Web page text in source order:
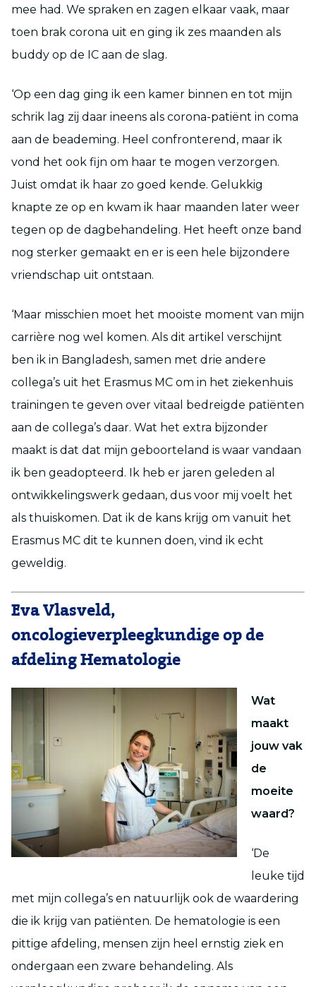
mee had. We spraken en zagen elkaar vaak, maar
toen brak corona uit en ging ik zes maanden als
buddy op de IC aan de slag.
‘Op een dag ging ik een kamer binnen en tot mijn
schrik lag zij daar ineens als corona-patiënt in coma
aan de beademing. Heel confronterend, maar ik
vond het ook fijn om haar te mogen verzorgen.
Juist omdat ik haar zo goed kende. Gelukkig
knapte ze op en kwam ik haar maanden later weer
tegen op de dagbehandeling. Het heeft onze band
nog sterker gemaakt en er is een hele bijzondere
vriendschap uit ontstaan.
‘Maar misschien moet het mooiste moment van mijn
carrière nog wel komen. Als dit artikel verschijnt
ben ik in Bangladesh, samen met drie andere
collega’s uit het Erasmus MC om in het ziekenhuis
trainingen te geven over vitaal bedreigde patiënten
aan de collega’s daar. Wat het extra bijzonder
maakt is dat dat mijn geboorteland is waar vandaan
ik ben geadopteerd. Ik heb er jaren geleden al
ontwikkelingswerk gedaan, dus voor mij voelt het
als thuiskomen. Dat ik de kans krijg om vanuit het
Erasmus MC dit te kunnen doen, vind ik echt
geweldig.
Eva Vlasveld,
oncologieverpleegkundige op de
afdeling Hematologie
Wat
maakt
jouw vak
de
moeite
waard?
‘De
leuke tijd
met mijn collega’s en natuurlijk ook de waardering
die ik krijg van patiënten. De hematologie is een
pittige afdeling, mensen zijn heel ernstig ziek en
ondergaan een zware behandeling. Als